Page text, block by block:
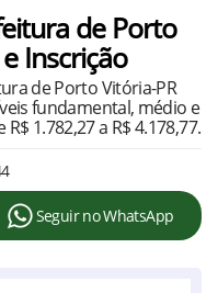
de Porto
Inscrição
de Porto Vitória-PR
fundamental, médio e
1.782,27 a R$ 4.178,77.
Seguir no WhatsApp